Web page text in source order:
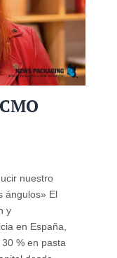
nuestro
ángulos» El
y
en España,
% en pasta